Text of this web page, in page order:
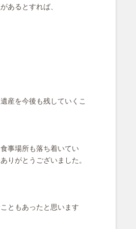
あるとすれば、
産を今後も残していくこ
事場所も落ち着いてい
りがとうございました。
ともあったと思います